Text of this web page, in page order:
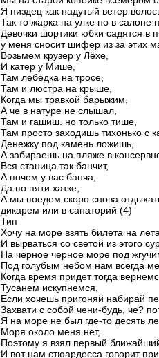
Я пиздец как надутый ветер
Так то жарка на улке но в салоне
Девочки шортики юбки садятся в
у меня сносит шифер из за этих
Возьмем крузер у Лёхе,
И катер у Мише,
Там лебедка на тросе,
Там и люстра на крыше,
Когда мы травкой барыжим,
А че в натуре не слышал,
Там и гашиш. но только тише,
Там просто заходишь тихонько с
Денежку под камень ложишь,
А забираешь на пляже в
Вся станица так банчит,
А почем у вас банча,
Да по пяти хатке,
А мы поедем скоро снова
дикарем или в санаторий (4)
Тип
Хочу на море взять билета на
И вырваться со светой из этого
На черное черное море под
Под голубым небом нам всегда
Когда время придет тогда
Тусанем искупнемся,
Если хочешь пригоняй набирай
Захвати с собой чени-будь, че?
Я на море не был где-то десять
Моря около меня нет,
Поэтому я взял первый
И вот нам стюардесса говорит